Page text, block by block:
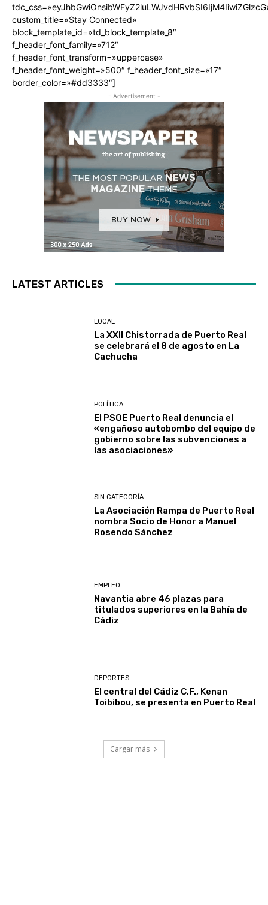
custom_title=»Stay Connected»
block_template_id=»td_block_template_8″
f_header_font_family=»712″
f_header_font_transform=»uppercase»
f_header_font_weight=»500″ f_header_font_size=»17″
border_color=»#dd3333″]
- Advertisement -
LATEST ARTICLES
LOCAL
La XXII Chistorrada de Puerto Real
se celebrará el 8 de agosto en La
Cachucha
POLÍTICA
El PSOE Puerto Real denuncia el
«engañoso autobombo del equipo de
gobierno sobre las subvenciones a
las asociaciones»
SIN CATEGORÍA
La Asociación Rampa de Puerto Real
nombra Socio de Honor a Manuel
Rosendo Sánchez
EMPLEO
Navantia abre 46 plazas para
titulados superiores en la Bahía de
Cádiz
DEPORTES
El central del Cádiz C.F., Kenan
Toibibou, se presenta en Puerto Real
Cargar más